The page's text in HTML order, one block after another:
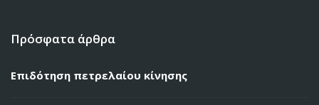
Πρόσφατα άρθρα
Επιδότηση πετρελαίου κίνησης